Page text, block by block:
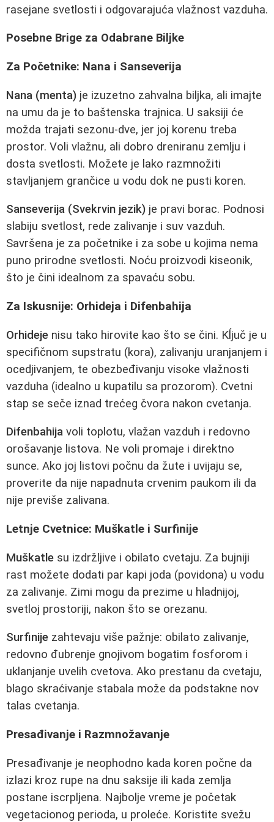
rasejane svetlosti i odgovarajuća vlažnost vazduha.
Posebne Brige za Odabrane Biljke
Za Početnike: Nana i Sanseverija
Nana (menta) je izuzetno zahvalna biljka, ali imajte
na umu da je to baštenska trajnica. U saksiji će
možda trajati sezonu-dve, jer joj korenu treba
prostor. Voli vlažnu, ali dobro dreniranu zemlju i
dosta svetlosti. Možete je lako razmnožiti
stavljanjem grančice u vodu dok ne pusti koren.
Sanseverija (Svekrvin jezik) je pravi borac. Podnosi
slabiju svetlost, rede zalivanje i suv vazduh.
Savršena je za početnike i za sobe u kojima nema
puno prirodne svetlosti. Noću proizvodi kiseonik,
što je čini idealnom za spavaću sobu.
Za Iskusnije: Orhideja i Difenbahija
Orhideje nisu tako hirovite kao što se čini. Kĺjuč je u
specifičnom supstratu (kora), zalivanju uranjanjem i
ocedjivanjem, te obezbeđivanju visoke vlažnosti
vazduha (idealno u kupatilu sa prozorom). Cvetni
stap se seče iznad trećeg čvora nakon cvetanja.
Difenbahija voli toplotu, vlažan vazduh i redovno
orošavanje listova. Ne voli promaje i direktno
sunce. Ako joj listovi počnu da žute i uvijaju se,
proverite da nije napadnuta crvenim paukom ili da
nije previše zalivana.
Letnje Cvetnice: Muškatle i Surfinije
Muškatle su izdržljive i obilato cvetaju. Za bujniji
rast možete dodati par kapi joda (povidona) u vodu
za zalivanje. Zimi mogu da prezimе u hladnijoj,
svetloj prostoriji, nakon što se orezanu.
Surfinije zahtevaju više pažnje: obilato zalivanje,
redovno đubrenje gnojivom bogatim fosforom i
uklanjanje uvelih cvetova. Ako prestanu da cvetaju,
blago skraćivanje stabala može da podstakne nov
talas cvetanja.
Presađivanje i Razmnožavanje
Presađivanje je neophodno kada koren počne da
izlazi kroz rupe na dnu saksije ili kada zemlja
postane iscrpljena. Najbolje vreme je početak
vegetacionog perioda, u proleće. Koristite svežu